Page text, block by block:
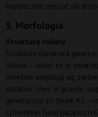
bezpiecznie cieszyć się
5. Morfologia
Struktura rośliny
Struktura dominacji
Sativa – widać to w
świetnie adaptują się
outdoor, choć w gruncie
genetyczna to Skunk #1 –
Colombian Gold (Acapulco